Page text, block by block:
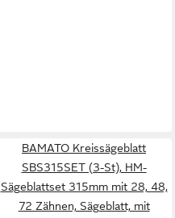
BAMATO Kreissägeblatt
SBS315SET (3-St), HM-
Sägeblattset 315mm mit 28, 48,
72 Zähnen, Sägeblatt, mit